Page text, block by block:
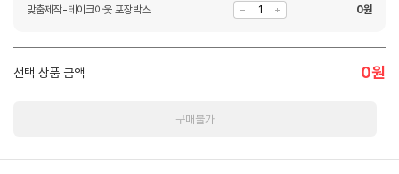
맞춤제작-테이크아웃 포장박스 0원
선택 상품 금액 0원
구매불가